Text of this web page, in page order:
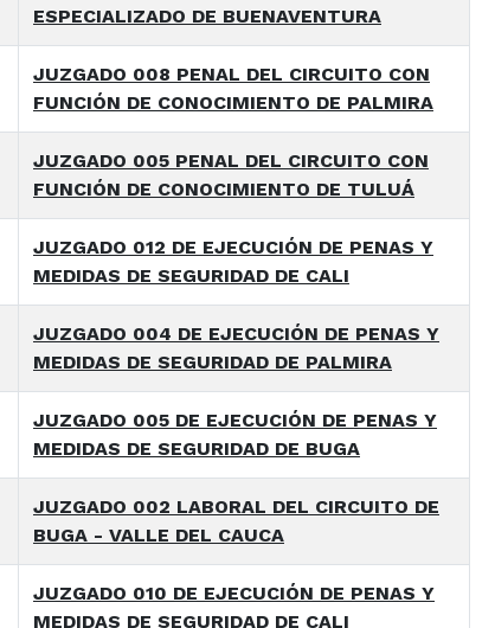
ESPECIALIZADO DE BUENAVENTURA
JUZGADO 008 PENAL DEL CIRCUITO CON
FUNCIÓN DE CONOCIMIENTO DE PALMIRA
JUZGADO 005 PENAL DEL CIRCUITO CON
FUNCIÓN DE CONOCIMIENTO DE TULUÁ
JUZGADO 012 DE EJECUCIÓN DE PENAS Y
MEDIDAS DE SEGURIDAD DE CALI
JUZGADO 004 DE EJECUCIÓN DE PENAS Y
MEDIDAS DE SEGURIDAD DE PALMIRA
JUZGADO 005 DE EJECUCIÓN DE PENAS Y
MEDIDAS DE SEGURIDAD DE BUGA
JUZGADO 002 LABORAL DEL CIRCUITO DE
BUGA - VALLE DEL CAUCA
JUZGADO 010 DE EJECUCIÓN DE PENAS Y
MEDIDAS DE SEGURIDAD DE CALI